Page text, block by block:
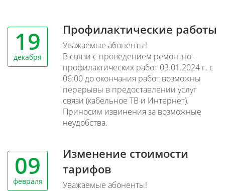
19
декабря
Профилактические работы
Уважаемые абоненты!
В связи с проведением ремонтно-
профилактических работ 03.01.2024 г. с
06:00 до окончания работ возможны
перерывы в предоставлении услуг
связи (кабельное ТВ и Интернет).
Приносим извинения за возможные
неудобства.
09
февраля
Изменение стоимости
тарифов
Уважаемые абоненты!